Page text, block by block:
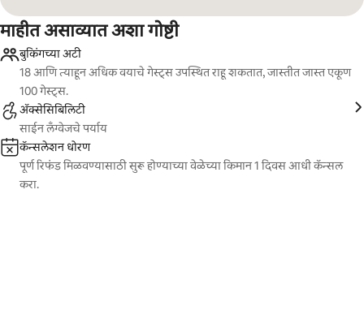
माहीत असाव्यात अशा गोष्टी
बुकिंगच्या अटी
18 आणि त्याहून अधिक वयाचे गेस्ट्स उपस्थित राहू शकतात, जास्तीत जास्त एकूण
100 गेस्ट्स.
ॲक्सेसिबिलिटी
साईन लँग्वेजचे पर्याय
कॅन्सलेशन धोरण
पूर्ण रिफंड मिळवण्यासाठी सुरू होण्याच्या वेळेच्या किमान 1 दिवस आधी कॅन्सल
करा.